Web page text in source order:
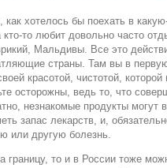
хотелось бы поехать в
то любит довольно часто
Мальдивы. Все это
страны. Там вы в
красотой, чистотой,
осторожны, ведь то, что
незнакомые продукты могут
запас лекарств, и,
или другую болезнь.
границу, то и в России тоже